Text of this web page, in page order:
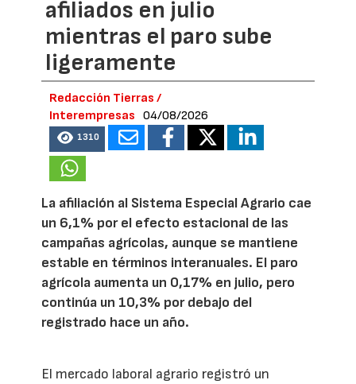
afiliados en julio
mientras el paro sube
ligeramente
Redacción Tierras /
Interempresas
04/08/2026
1310
La afiliación al Sistema Especial Agrario cae
un 6,1% por el efecto estacional de las
campañas agrícolas, aunque se mantiene
estable en términos interanuales. El paro
agrícola aumenta un 0,17% en julio, pero
continúa un 10,3% por debajo del
registrado hace un año.
El mercado laboral agrario registró un